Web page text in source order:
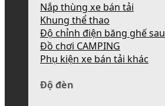
Nắp thùng xe bán tải
Khung thể thao
Độ chỉnh điện băng ghế sau
Đồ chơi CAMPING
Phụ kiện xe bán tải khác
Độ đèn